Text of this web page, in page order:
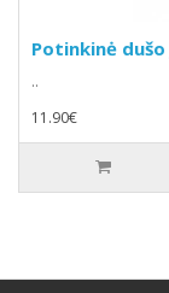
Potinkinė
..
11.90€